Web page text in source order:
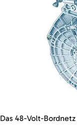
Das 48-Volt-